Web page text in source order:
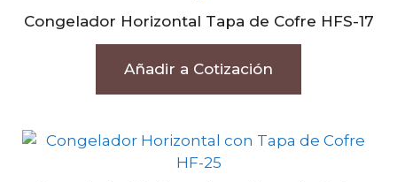
Congelador Horizontal Tapa de Cofre HFS-17
Añadir a Cotización